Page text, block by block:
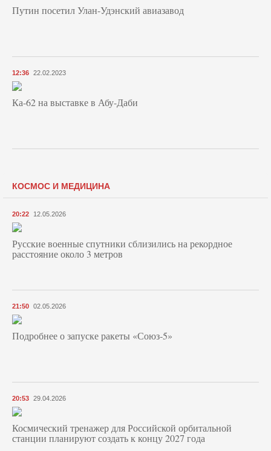
Путин посетил Улан-Удэнский авиазавод
12:36 22.02.2023
Ка-62 на выставке в Абу-Даби
КОСМОС И МЕДИЦИНА
20:22 12.05.2026
Русские военные спутники сблизились на рекордное
расстояние около 3 метров
21:50 02.05.2026
Подробнее о запуске ракеты «Союз‑5»
20:53 29.04.2026
Космический тренажер для Российской орбитальной
станции планируют создать к концу 2027 года